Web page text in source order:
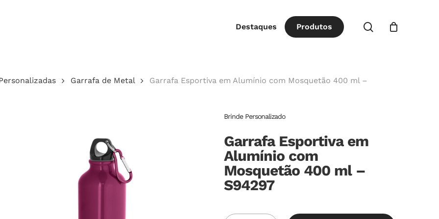
Destaques Produtos procurar
Garrafa de Metal
Garrafa Esportiva em Alumínio com Mosquetão 400 ml –
Brinde Personalizado
Garrafa Esportiva em
Alumínio com
Mosquetão 400 ml –
S94297